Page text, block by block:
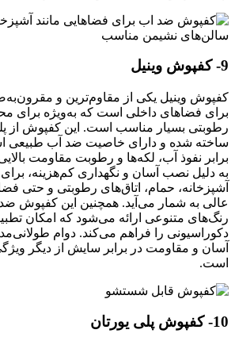
9- کفپوش وینیل
کفپوش وینیل یکی از مقاوم‌ترین و
برای فضاهای داخلی است که به‌ویژه برای
ساخته شده و دارای خاصیت ضد آب طبیعی
برابر نفوذ آب، لکه‌ها و رطوبت مقاومت
به دلیل نصب آسان و نگهداری کم‌هزینه، برای
آشپزخانه، حمام، اتاق‌های رطوبتی و حتی
عالی به شمار می‌آید. همچنین این کفپوش
رنگ‌های متنوعی ارائه می‌شود که امکان
دکوراسیونی را فراهم می‌کند. دوام
آسان و مقاومت در برابر سایش از دیگر
است.
10- کفپوش پلی یورتان